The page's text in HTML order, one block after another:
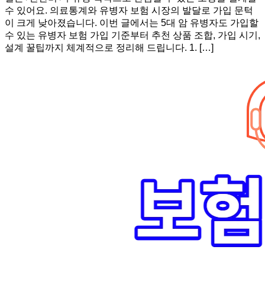
수 있어요. 의료통계와 유병자 보험 시장의 발달로 가입 문턱
이 크게 낮아졌습니다. 이번 글에서는 5대 암 유병자도 가입할
수 있는 유병자 보험 가입 기준부터 추천 상품 조합, 가입 시기,
설계 꿀팁까지 체계적으로 정리해 드립니다. 1. […]